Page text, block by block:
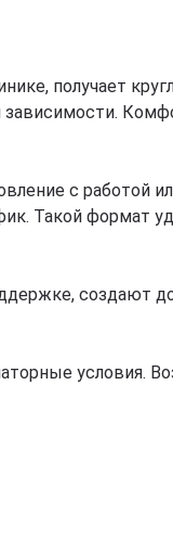
получает
с работой
Такой формат
создают
условия.